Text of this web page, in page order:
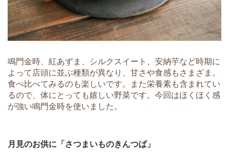
鳴門金時、紅あずま、シルクスイート、安納芋など時期に
よって店頭に並ぶ種類が異なり、甘さや食感もさまざま。
食べ比べてみるのも楽しいです。また栄養素も含まれてい
るので、体にとっても嬉しい野菜です。今回はほくほく感
が強い鳴門金時を使いました。
月見のお供に「さつまいものきんつば」